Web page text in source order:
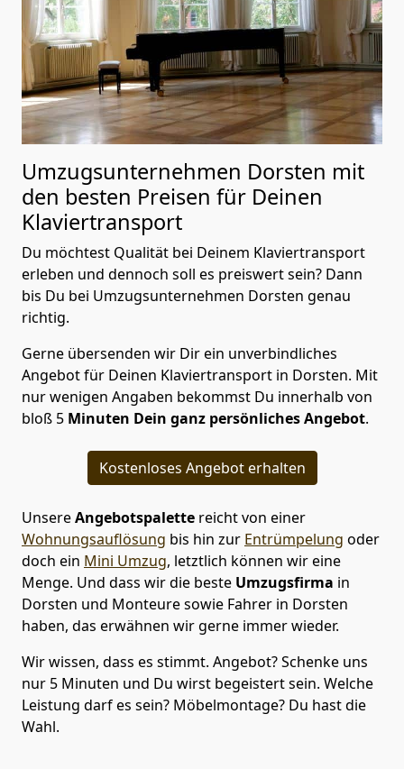
Umzugsunternehmen Dorsten mit
den besten Preisen für Deinen
Klaviertransport
Du möchtest Qualität bei Deinem Klaviertransport
erleben und dennoch soll es preiswert sein? Dann
bis Du bei Umzugsunternehmen Dorsten genau
richtig.
Gerne übersenden wir Dir ein unverbindliches
Angebot für Deinen Klaviertransport in Dorsten. Mit
nur wenigen Angaben bekommst Du innerhalb von
bloß 5 Minuten Dein ganz persönliches Angebot.
Kostenloses Angebot erhalten
UnsereAngebotspalette reicht von einer
Wohnungsauflösung bis hin zur Entrümpelung oder
doch ein Mini Umzug, letztlich können wir eine
Menge. Und dass wir die beste Umzugsfirma in
Dorsten und Monteure sowie Fahrer in Dorsten
haben, das erwähnen wir gerne immer wieder.
Wir wissen, dass es stimmt. Angebot? Schenke uns
nur 5 Minuten und Du wirst begeistert sein. Welche
Leistung darf es sein? Möbelmontage? Du hast die
Wahl.